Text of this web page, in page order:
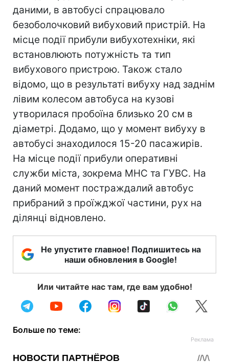
даними, в автобусі спрацювало
безоболочковий вибуховий пристрій. На
місце події прибули вибухотехніки, які
встановлюють потужність та тип
вибухового пристрою. Також стало
відомо, що в результаті вибуху над заднім
лівим колесом автобуса на кузові
утворилася пробоїна близько 20 см в
діаметрі. Додамо, що у момент вибуху в
автобусі знаходилося 15-20 пасажирів.
На місце події прибули оперативні
служби міста, зокрема МНС та ГУВС. На
даний момент постраждалий автобус
прибраний з проїжджої частини, рух на
ділянці відновлено.
Не упустите главное! Подпишитесь на
наши обновления в Google!
Или читайте нас там, где вам удобно!
Больше по теме: